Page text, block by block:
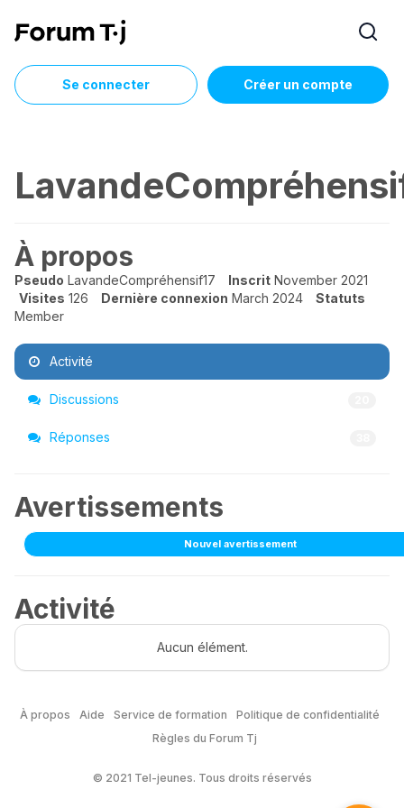
Se connecter Créer un compte
À propos
Pseudo LavandeCompréhensif17 Inscrit November 2021
Visites 126 Dernière connexion March 2024
Statuts
Member
Activité
Discussions
Réponses
Avertissements
Nouvel avertissement
Activité
Aucun élément.
À propos Aide Service de formation
Politique de confidentialité
Règles du Forum Tj
© 2021 Tel-jeunes. Tous droits réservés